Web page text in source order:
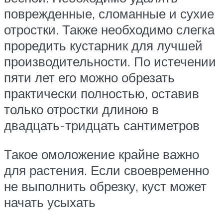
поврежденные, сломанные и сухие
отростки. Также необходимо слегка
проредить кустарник для лучшей
производительности. По истечении
пяти лет его можно обрезать
практически полностью, оставив
только отростки длиною в
двадцать-тридцать сантиметров
Такое омоложение крайне важно
для растения. Если своевременно
не выполнить обрезку, куст может
начать усыхать